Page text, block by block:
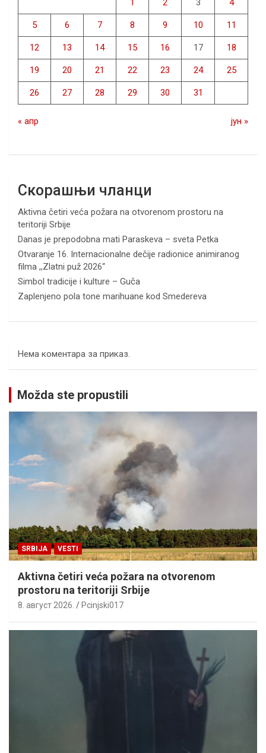
1 2 3 4
5 6 7 8 9 10 11
12 13 14 15 16 17 18
19 20 21 22 23 24 25
26 27 28 29 30 31
« апр јун »
Скорашњи чланци
Aktivna četiri veća požara na otvorenom prostoru na
teritoriji Srbije
Danas je prepodobna mati Paraskeva – sveta Petka
Otvaranje 16. Internacionalne dečije radionice animiranog
filma ,,Zlatni puž 2026“
Simbol tradicije i kulture – Guča
Zaplenjeno pola tone marihuane kod Smedereva
Нема коментара за приказ.
Možda ste propustili
SRBIJA VESTI
Aktivna četiri veća požara na otvorenom
prostoru na teritoriji Srbije
8. август 2026. Pcinjski017